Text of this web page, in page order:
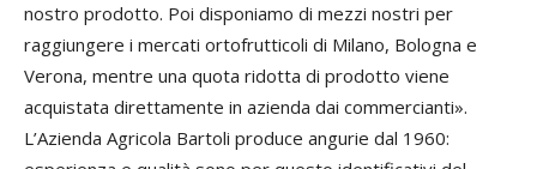
nostro prodotto. Poi disponiamo di mezzi nostri per
raggiungere i mercati ortofrutticoli di Milano, Bologna e
Verona, mentre una quota ridotta di prodotto viene
acquistata direttamente in azienda dai commercianti».
L’Azienda Agricola Bartoli produce angurie dal 1960: